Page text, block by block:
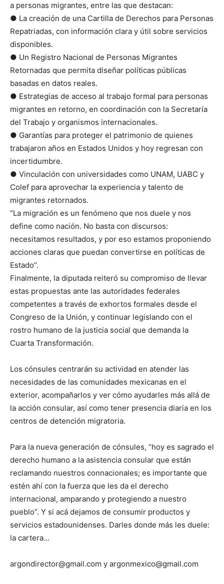
a personas migrantes, entre las que destacan:
● La creación de una Cartilla de Derechos para Personas
Repatriadas, con información clara y útil sobre servicios
disponibles.
● Un Registro Nacional de Personas Migrantes
Retornadas que permita diseñar políticas públicas
basadas en datos reales.
● Estrategias de acceso al trabajo formal para personas
migrantes en retorno, en coordinación con la Secretaría
del Trabajo y organismos internacionales.
● Garantías para proteger el patrimonio de quienes
trabajaron años en Estados Unidos y hoy regresan con
incertidumbre.
● Vinculación con universidades como UNAM, UABC y
Colef para aprovechar la experiencia y talento de
migrantes retornados.
“La migración es un fenómeno que nos duele y nos
define como nación. No basta con discursos:
necesitamos resultados, y por eso estamos proponiendo
acciones claras que puedan convertirse en políticas de
Estado”.
Finalmente, la diputada reiteró su compromiso de llevar
estas propuestas ante las autoridades federales
competentes a través de exhortos formales desde el
Congreso de la Unión, y continuar legislando con el
rostro humano de la justicia social que demanda la
Cuarta Transformación.
Los cónsules centrarán su actividad en atender las
necesidades de las comunidades mexicanas en el
exterior, acompañarlos y ver cómo ayudarles más allá de
la acción consular, así como tener presencia diaria en los
centros de detención migratoria.
Para la nueva generación de cónsules, “hoy es sagrado el
derecho humano a la asistencia consular que están
reclamando nuestros connacionales; es importante que
estén ahí con la fuerza que les da el derecho
internacional, amparando y protegiendo a nuestro
pueblo”. Y si acá dejamos de consumir productos y
servicios estadounidenses. Darles donde más les duele:
la cartera…
argondirector@gmail.com y argonmexico@gmail.com